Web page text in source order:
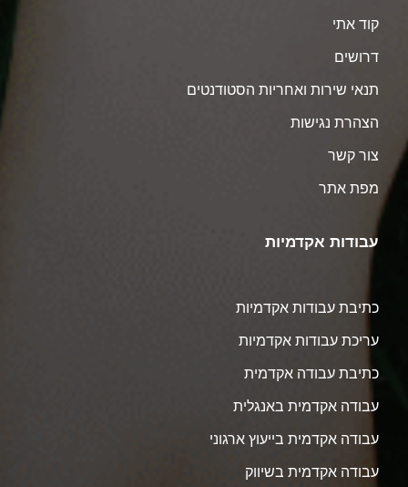
קוד אתי
דרושים
תנאי שירות ואחריות הסטודנטים
הצהרת נגישות
צור קשר
מפת אתר
עבודות אקדמיות
כתיבת עבודות אקדמיות
עריכת עבודות אקדמיות
כתיבת עבודה אקדמית
עבודה אקדמית באנגלית
עבודה אקדמית בייעוץ ארגוני
עבודה אקדמית בשיווק